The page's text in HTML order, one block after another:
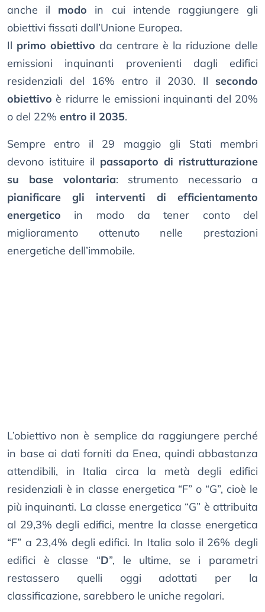
anche il modo in cui intende raggiungere gli
obiettivi fissati dall’Unione Europea.
Il primo obiettivo da centrare è la riduzione delle
emissioni inquinanti provenienti dagli edifici
residenziali del 16% entro il 2030. Il secondo
obiettivo è ridurre le emissioni inquinanti del 20%
o del 22% entro il 2035.
Sempre entro il 29 maggio gli Stati membri
devono istituire il passaporto di ristrutturazione
su base volontaria: strumento necessario a
pianificare gli interventi di efficientamento
energetico in modo da tener conto del
miglioramento ottenuto nelle prestazioni
energetiche dell’immobile.
L’obiettivo non è semplice da raggiungere perché
in base ai dati forniti da Enea, quindi abbastanza
attendibili, in Italia circa la metà degli edifici
residenziali è in classe energetica “F” o “G”, cioè le
più inquinanti. La classe energetica “G” è attribuita
al 29,3% degli edifici, mentre la classe energetica
“F” a 23,4% degli edifici. In Italia solo il 26% degli
edifici è classe “D”, le ultime, se i parametri
restassero quelli oggi adottati per la
classificazione, sarebbero le uniche regolari.